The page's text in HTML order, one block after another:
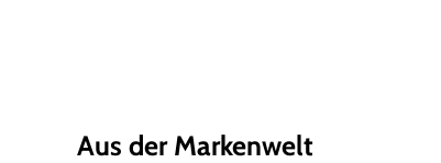
Aus der Markenwelt